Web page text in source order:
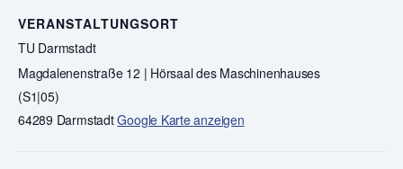
VERANSTALTUNGSORT
TU Darmstadt
Magdalenenstraße 12 | Hörsaal des Maschinenhauses
(S1|05)
64289 DarmstadtGoogle Karte anzeigen